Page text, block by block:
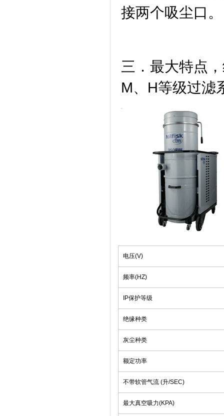
接两个吸尘口。
三．最大特点
M、H等级过滤
电压(V)
频率(HZ)
IP保护等级
绝缘种类
灰尘种类
额定功率
不带软管气流 (升/SEC)
最大真空吸力(KPA)